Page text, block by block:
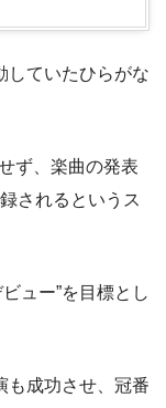
していたひらがな
ず、楽曲の発表
されるというス
ュー”を目標とし
も成功させ、冠番